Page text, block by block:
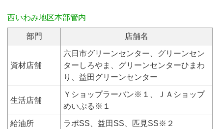
西いわみ地区本部管内
部門 店舗名
資材店舗
六日市グリーンセンター、グリーンセン
ターしろやま、グリーンセンターひまわ
り、益田グリーンセンター
生活店舗
Ｙショップラーバン※１、ＪＡショップ
めいぷる※１
給油所 ラポSS、益田SS、匹見SS※２